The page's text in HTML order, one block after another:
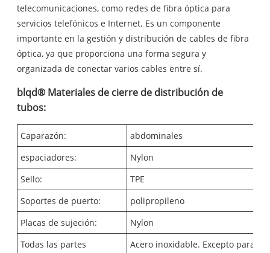
telecomunicaciones, como redes de fibra óptica para
servicios telefónicos e Internet. Es un componente
importante en la gestión y distribución de cables de fibra
óptica, ya que proporciona una forma segura y
organizada de conectar varios cables entre sí.
blqd® Materiales de cierre de distribución de
tubos:
Caparazón:
abdominales
espaciadores:
Nylon
Sello:
TPE
Soportes de puerto:
polipropileno
Placas de sujeción:
Nylon
Todas las partes
Acero inoxidable. Excepto para